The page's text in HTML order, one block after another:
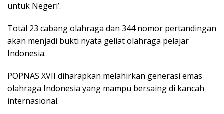
untuk Negeri’.
Total 23 cabang olahraga dan 344 nomor pertandingan
akan menjadi bukti nyata geliat olahraga pelajar
Indonesia.
POPNAS XVII diharapkan melahirkan generasi emas
olahraga Indonesia yang mampu bersaing di kancah
internasional.